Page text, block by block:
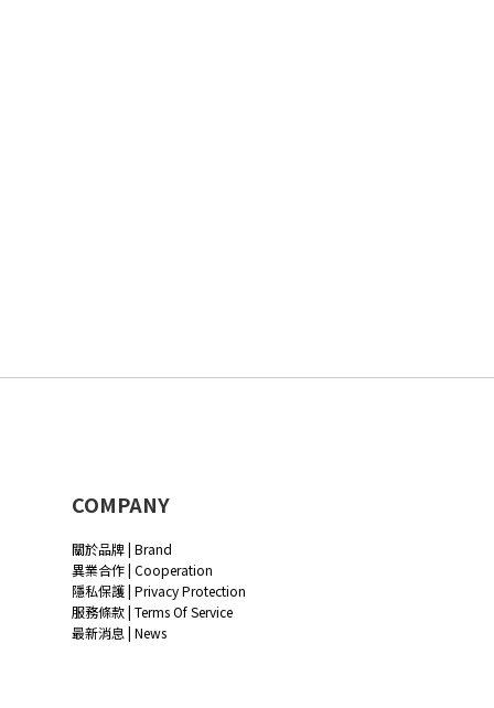
COMPANY
關於品牌 | Brand
異業合作 | Cooperation
隱私保護 | Privacy Protection
服務條款 | Terms Of Service
最新消息 | News